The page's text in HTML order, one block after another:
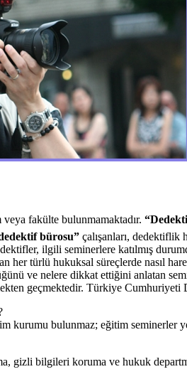
fakülte bulunmamaktadır.
bürosu” çalışanları,
ilgili seminerlere katılmış
her türlü hukuksal süreçlerde nasıl
ve nelere dikkat ettiğini anlatan
geçmektedir. Türkiye Cumhuriyeti
kurumu bulunmaz; eğitim seminerler
gizli bilgileri koruma ve hukuk